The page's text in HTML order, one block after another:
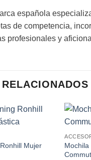
española
de competencia,
profesionales y
Mujer
Mochila